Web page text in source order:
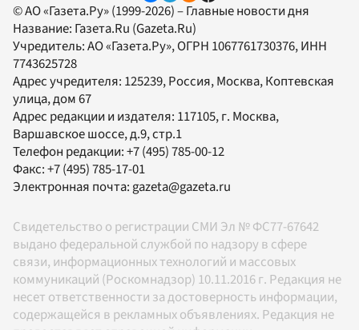
© АО «Газета.Ру» (1999-2026) – Главные новости дня
Название: Газета.Ru (Gazeta.Ru)
Учредитель:АО «Газета.Ру», ОГРН 1067761730376, ИНН
7743625728
Адрес учредителя: 125239, Россия, Москва, Коптевская
улица, дом 67
Адрес редакции и издателя: 117105, г. Москва,
Варшавское шоссе, д.9, стр.1
Телефон редакции:+7 (495) 785-00-12
Факс:+7 (495) 785-17-01
Электронная почта: gazeta@gazeta.ru
Свидетельство о регистрации СМИ Эл № ФС77-67642
выдано федеральной службой по надзору в сфере
связи, информационных технологий и массовых
коммуникаций (Роскомнадзор) 10.11.2016 г. Редакция не
несет ответственности за достоверность информации,
содержащейся в рекламных объявлениях. Редакция не